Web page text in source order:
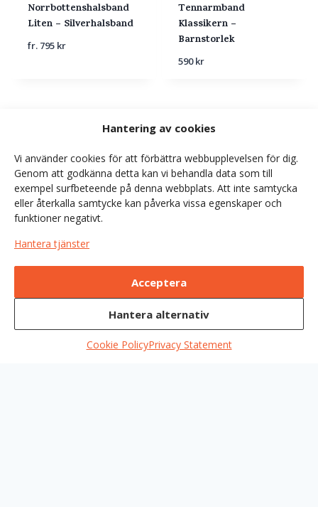
Hantering av cookies
Vi använder cookies för att förbättra webbupplevelsen för dig.
Genom att godkänna detta kan vi behandla data som till
exempel surfbeteende på denna webbplats. Att inte samtycka
eller återkalla samtycke kan påverka vissa egenskaper och
funktioner negativt.
Hantera tjänster
Acceptera
Hantera alternativ
Cookie PolicyPrivacy Statement
Norrbottenshalsband
Liten – Silverhalsband
fr. 795 kr
Tennarmband
Klassikern –
Barnstorlek
590kr
Den perfekta studentpresenten >>